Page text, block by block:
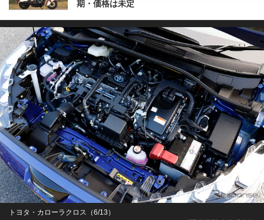
期・価格は未定
トヨタ・カローラクロス（6/13）